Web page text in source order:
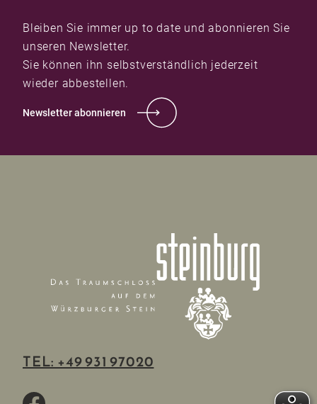
Bleiben Sie immer up to date und abonnieren Sie
unseren Newsletter.
Sie können ihn selbstverständlich jederzeit
wieder abbestellen.
Newsletter abonnieren
TEL: +49 931 97020